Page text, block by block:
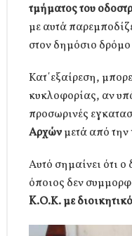
τμήματος του
με αυτά
στον δημόσιο δρόμο
Κατ΄εξαίρεση,
κυκλοφορίας, αν
προσωρινές
Αρχώνμετά από
Αυτό σημαίνει ότι
όποιος δεν
K.Ο.Κ. με